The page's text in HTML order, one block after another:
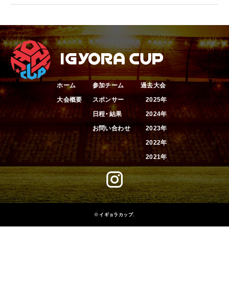
スポンサー
過去大会
2025年
2024年
2023年
2022年
2021年
お問い合わせ
ホーム
大会概要
参加チーム
スポンサー
日程・結果
お問い合わせ
過去大会
2025年
2024年
2023年
2022年
2021年
© イギョラカップ.